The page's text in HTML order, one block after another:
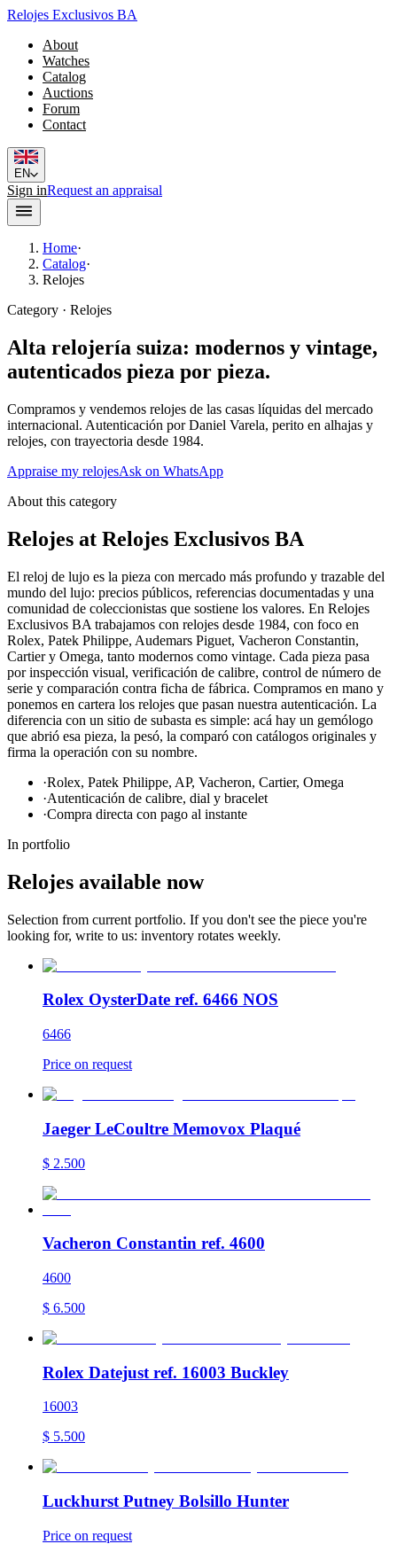
Relojes Exclusivos BA
About
Watches
Catalog
Auctions
Forum
Contact
EN
Sign inRequest an appraisal
Home·
Catalog·
Relojes
Category · Relojes
Alta relojería suiza: modernos y vintage,
autenticados pieza por pieza.
Compramos y vendemos relojes de las casas líquidas del mercado
internacional. Autenticación por Daniel Varela, perito en alhajas y
relojes, con trayectoria desde 1984.
Appraise my relojesAsk on WhatsApp
About this category
Relojes at Relojes Exclusivos BA
El reloj de lujo es la pieza con mercado más profundo y trazable del
mundo del lujo: precios públicos, referencias documentadas y una
comunidad de coleccionistas que sostiene los valores. En Relojes
Exclusivos BA trabajamos con relojes desde 1984, con foco en
Rolex, Patek Philippe, Audemars Piguet, Vacheron Constantin,
Cartier y Omega, tanto modernos como vintage. Cada pieza pasa
por inspección visual, verificación de calibre, control de número de
serie y comparación contra ficha de fábrica. Compramos en mano y
ponemos en cartera los relojes que pasan nuestra autenticación. La
diferencia con un sitio de subasta es simple: acá hay un gemólogo
que abrió esa pieza, la pesó, la comparó con catálogos originales y
firma la operación con su nombre.
·Rolex, Patek Philippe, AP, Vacheron, Cartier, Omega
·Autenticación de calibre, dial y bracelet
·Compra directa con pago al instante
In portfolio
Relojes available now
Selection from current portfolio. If you don't see the piece you're
looking for, write to us: inventory rotates weekly.
Rolex OysterDate ref. 6466 NOS
6466
Price on request
Jaeger LeCoultre Memovox Plaqué
$ 2.500
Vacheron Constantin ref. 4600
4600
$ 6.500
Rolex Datejust ref. 16003 Buckley
16003
$ 5.500
Luckhurst Putney Bolsillo Hunter
Price on request